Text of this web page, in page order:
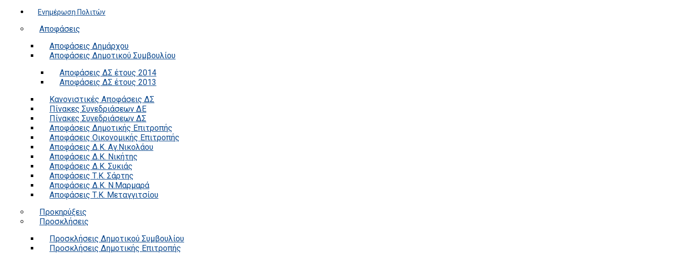
Ενημέρωση Πολιτών
Αποφάσεις
Αποφάσεις Δημάρχου
Αποφάσεις Δημοτικού Συμβουλίου
Αποφάσεις ΔΣ έτους 2014
Αποφάσεις ΔΣ έτους 2013
Κανονιστικές Αποφάσεις ΔΣ
Πίνακες Συνεδριάσεων ΔΕ
Πίνακες Συνεδριάσεων ΔΣ
Αποφάσεις Δημοτικής Επιτροπής
Αποφάσεις Οικονομικής Επιτροπής
Αποφάσεις Δ.Κ. Αγ.Νικολάου
Αποφάσεις Δ.Κ. Νικήτης
Αποφάσεις Δ.Κ. Συκιάς
Αποφάσεις Τ.Κ. Σάρτης
Αποφάσεις Δ.Κ. Ν.Μαρμαρά
Αποφάσεις Τ.Κ. Μεταγγιτσίου
Προκηρύξεις
Προσκλήσεις
Προσκλήσεις Δημοτικού Συμβουλίου
Προσκλήσεις Δημοτικής Επιτροπής